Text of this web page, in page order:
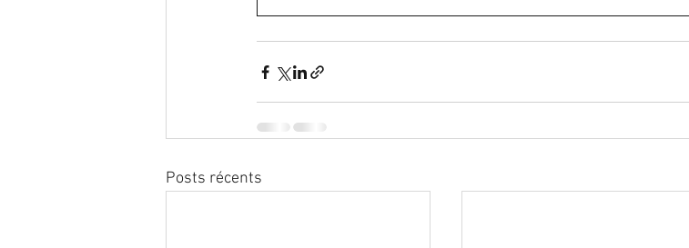
reproduction Traitement hormonal de ménopause
Posts récents